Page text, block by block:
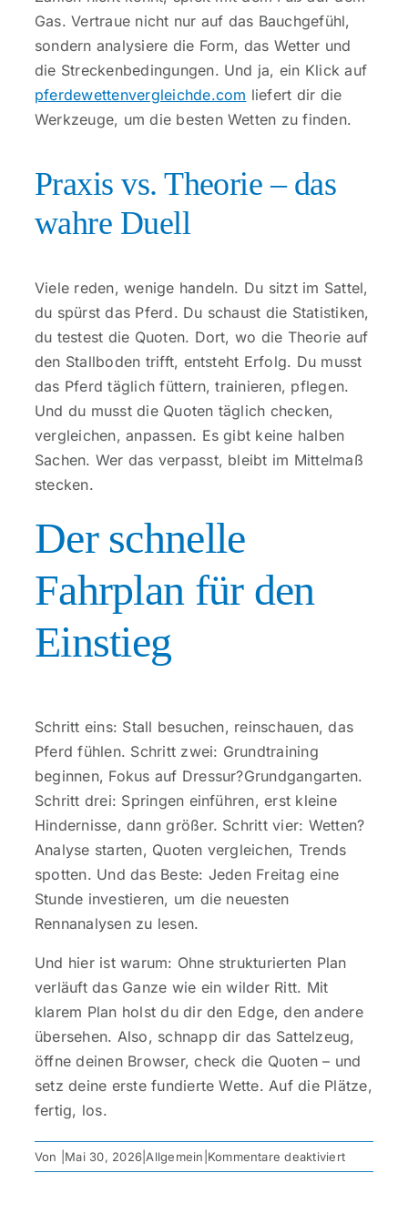
Gas. Vertraue nicht nur auf das Bauchgefühl,
sondern analysiere die Form, das Wetter und
die Streckenbedingungen. Und ja, ein Klick auf
pferdewettenvergleichde.com liefert dir die
Werkzeuge, um die besten Wetten zu finden.
Praxis vs. Theorie – das
wahre Duell
Viele reden, wenige handeln. Du sitzt im Sattel,
du spürst das Pferd. Du schaust die Statistiken,
du testest die Quoten. Dort, wo die Theorie auf
den Stallboden trifft, entsteht Erfolg. Du musst
das Pferd täglich füttern, trainieren, pflegen.
Und du musst die Quoten täglich checken,
vergleichen, anpassen. Es gibt keine halben
Sachen. Wer das verpasst, bleibt im Mittelmaß
stecken.
Der schnelle
Fahrplan für den
Einstieg
Schritt eins: Stall besuchen, reinschauen, das
Pferd fühlen. Schritt zwei: Grundtraining
beginnen, Fokus auf Dressur?Grundgangarten.
Schritt drei: Springen einführen, erst kleine
Hindernisse, dann größer. Schritt vier: Wetten?
Analyse starten, Quoten vergleichen, Trends
spotten. Und das Beste: Jeden Freitag eine
Stunde investieren, um die neuesten
Rennanalysen zu lesen.
Und hier ist warum: Ohne strukturierten Plan
verläuft das Ganze wie ein wilder Ritt. Mit
klarem Plan holst du dir den Edge, den andere
übersehen. Also, schnapp dir das Sattelzeug,
öffne deinen Browser, check die Quoten – und
setz deine erste fundierte Wette. Auf die Plätze,
fertig, los.
Von Mai 30, 2026 |Allgemein Kommentare deaktiviertfür
Das